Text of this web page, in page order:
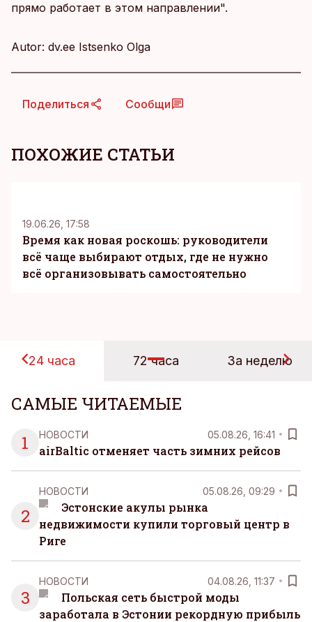
прямо работает в этом направлении".
Autor: dv.ee Istsenko Olga
Поделиться Сообщи
ПОХОЖИЕ СТАТЬИ
19.06.26, 17:58
Время как новая роскошь: руководители
всё чаще выбирают отдых, где не нужно
всё организовывать самостоятельно
24 часа 72 часа За неделю
САМЫЕ ЧИТАЕМЫЕ
1
НОВОСТИ 05.08.26, 16:41
airBaltic отменяет часть зимних рейсов
2
НОВОСТИ 05.08.26, 09:29
Эстонские акулы рынка
недвижимости купили торговый центр в
Риге
3
НОВОСТИ 04.08.26, 11:37
Польская сеть быстрой моды
заработала в Эстонии рекордную прибыль